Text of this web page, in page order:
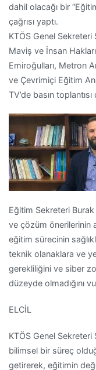
dahil olacağı bir
çağrısı yaptı.
KTÖS Genel
Maviş ve İnsan
Emiroğulları, Metron
ve Çevrimiçi Eğitim
TV’de basın
Eğitim Sekreteri
ve çözüm önerilerinin
eğitim sürecinin
teknik olanaklara ve
gerekliliğini ve siber
düzeyde olmadığını
ELCİL
KTÖS Genel
bilimsel bir süreç
getirerek, eğitimin